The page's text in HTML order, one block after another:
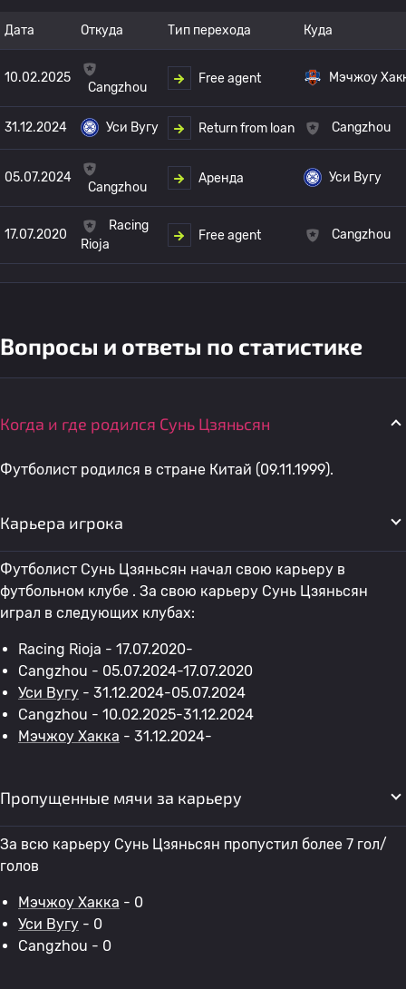
Дата Откуда Тип перехода Куда
10.02.2025
Cangzhou
Free agent Мэчжоу
31.12.2024 Уси Вугу Return from loan Cangzhou
05.07.2024
Cangzhou
Аренда Уси Вугу
17.07.2020
Racing
Rioja
Free agent Cangzhou
Вопросы и ответы по статистике
Когда и где родился Сунь Цзяньсян
Футболист родился в стране Китай (09.11.1999).
Карьера игрока
Футболист Сунь Цзяньсян начал свою карьеру в
футбольном клубе . За свою карьеру Сунь Цзяньсян
играл в следующих клубах:
Racing Rioja - 17.07.2020-
Cangzhou - 05.07.2024-17.07.2020
Уси Вугу - 31.12.2024-05.07.2024
Cangzhou - 10.02.2025-31.12.2024
Мэчжоу Хакка - 31.12.2024-
Пропущенные мячи за карьеру
За всю карьеру Сунь Цзяньсян пропустил более 7 гол/
голов
Мэчжоу Хакка - 0
Уси Вугу - 0
Cangzhou - 0